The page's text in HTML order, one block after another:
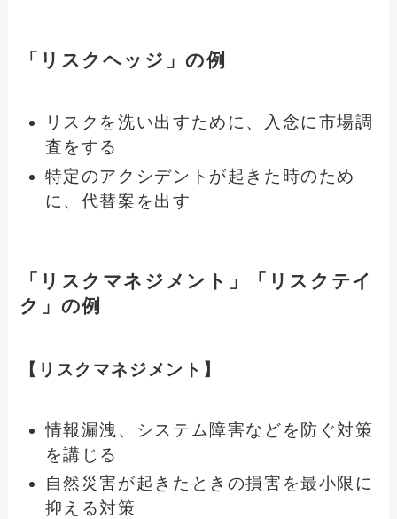
「リスクヘッジ」の例
リスクを洗い出すために、入念に市場調
査をする
特定のアクシデントが起きた時のため
に、代替案を出す
「リスクマネジメント」「リスクテイ
ク」の例
【リスクマネジメント】
情報漏洩、システム障害などを防ぐ対策
を講じる
自然災害が起きたときの損害を最小限に
抑える対策